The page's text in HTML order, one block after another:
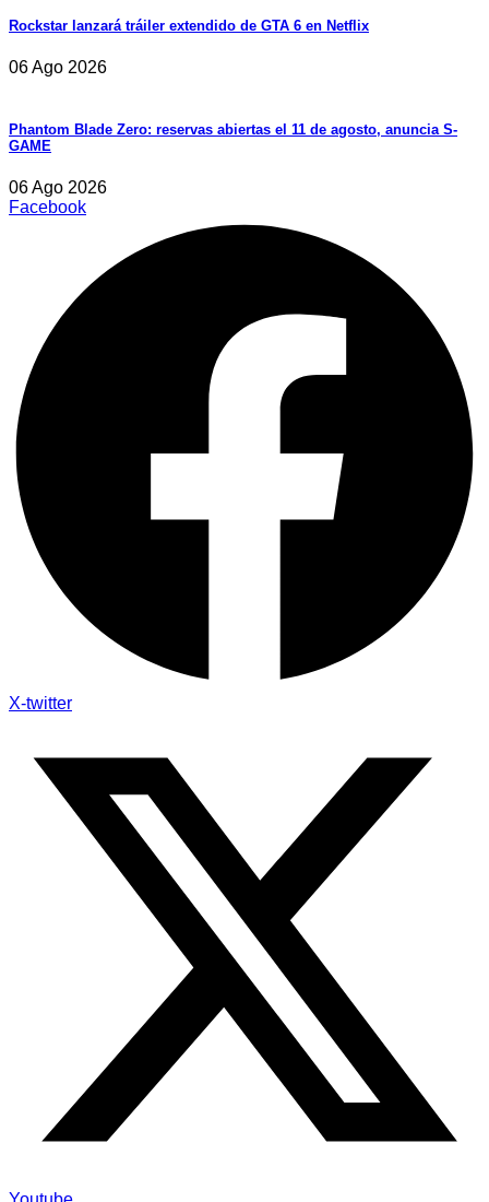
Rockstar lanzará tráiler extendido de GTA 6 en Netflix
06 Ago 2026
Phantom Blade Zero: reservas abiertas el 11 de agosto, anuncia S-
GAME
06 Ago 2026
Facebook
X-twitter